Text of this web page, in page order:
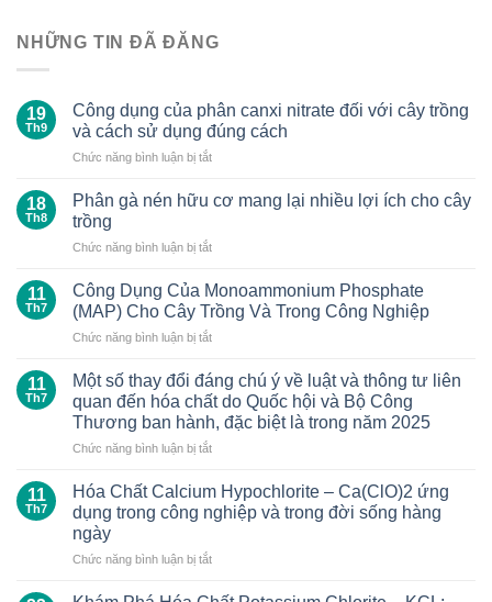
NHỮNG TIN ĐÃ ĐĂNG
19
Th9
Công dụng của phân canxi nitrate đối với cây trồng
và cách sử dụng đúng cách
Chức năng bình luận bị tắtở
canxi
đối
với
trồng
cách
sử
dụng
cách
18
Th8
Phân gà nén hữu cơ mang lại nhiều lợi ích cho cây
trồng
Chức năng bình luận bị tắtở
gà
nén
hữu
cơ
lại
nhiều
ích
cho
trồng
11
Th7
Công Dụng Của Monoammonium Phosphate
(MAP) Cho Cây Trồng Và Trong Công Nghiệp
Chức năng bình luận bị tắtở
Dụng
Của
Monoammonium
Phosphate
(MAP)
Cây
Trồng
Và
Công
11
Th7
Một số thay đổi đáng chú ý về luật và thông tư liên
quan đến hóa chất do Quốc hội và Bộ Công
Thương ban hành, đặc biệt là trong năm 2025
Chức năng bình luận bị tắtở
số
thay
đổi
chú
về
11
Th7
Hóa Chất Calcium Hypochlorite – Ca(ClO)2 ứng
dụng trong công nghiệp và trong đời sống hàng
ngày
Chức năng bình luận bị tắtở
Chất